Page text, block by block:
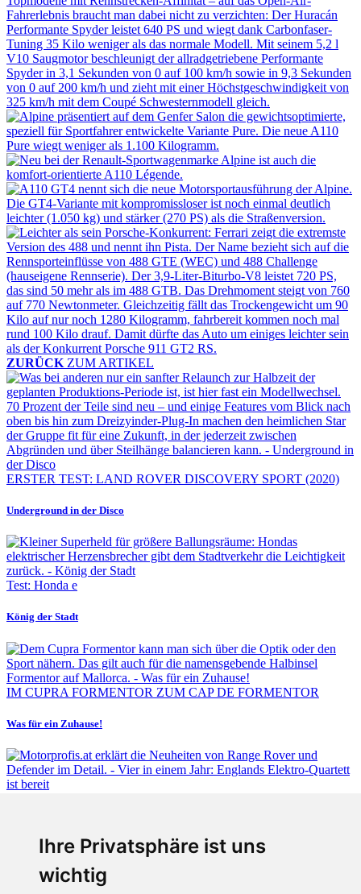
Ihre Privatsphäre ist uns
wichtig
ZURÜCK ZUM ARTIKEL
ERSTER TEST: LAND ROVER DISCOVERY SPORT (2020)
Underground in der Disco
Test: Honda e
König der Stadt
IM CUPRA FORMENTOR ZUM CAP DE FORMENTOR
Was für ein Zuhause!
Vier in einem Jahr: Englands Elektro-Quartett ist bereit